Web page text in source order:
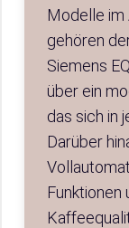
Modelle im
gehören
Siemens
über ein
das sich in
Darüber
Funktionen